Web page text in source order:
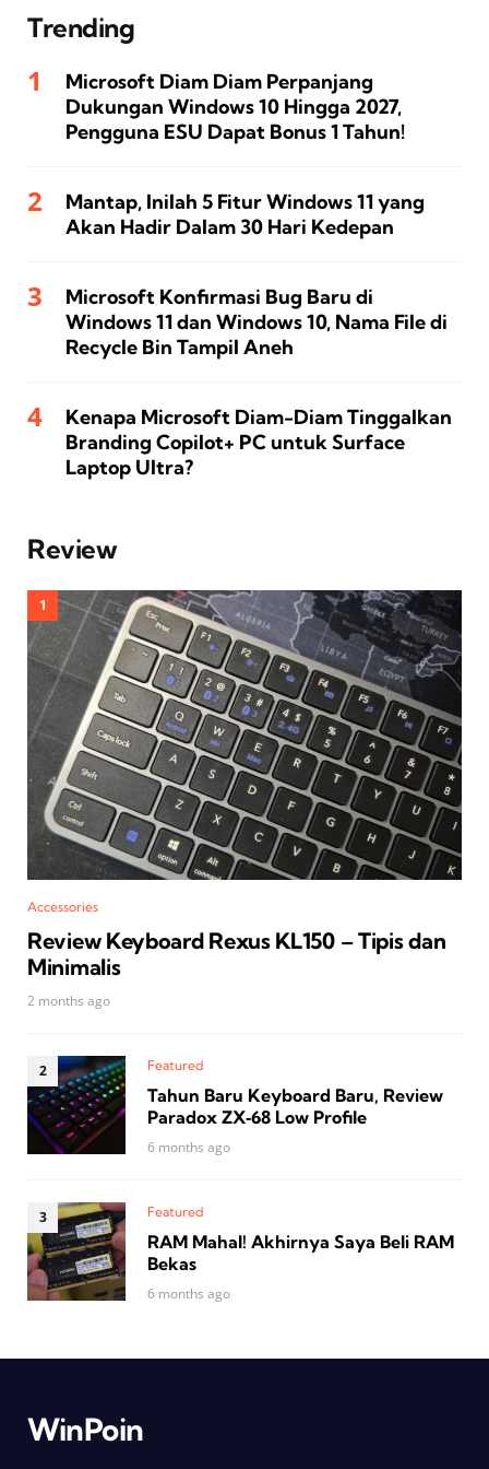
Trending
Microsoft Diam Diam Perpanjang
Dukungan Windows 10 Hingga 2027,
Pengguna ESU Dapat Bonus 1 Tahun!
Mantap, Inilah 5 Fitur Windows 11 yang
Akan Hadir Dalam 30 Hari Kedepan
Microsoft Konfirmasi Bug Baru di
Windows 11 dan Windows 10, Nama File di
Recycle Bin Tampil Aneh
Kenapa Microsoft Diam-Diam Tinggalkan
Branding Copilot+ PC untuk Surface
Laptop Ultra?
Review
Accessories
Review Keyboard Rexus KL150 – Tipis dan
Minimalis
2 months ago
Featured
Tahun Baru Keyboard Baru, Review
Paradox ZX‑68 Low Profile
6 months ago
Featured
RAM Mahal! Akhirnya Saya Beli RAM
Bekas
6 months ago
WinPoin